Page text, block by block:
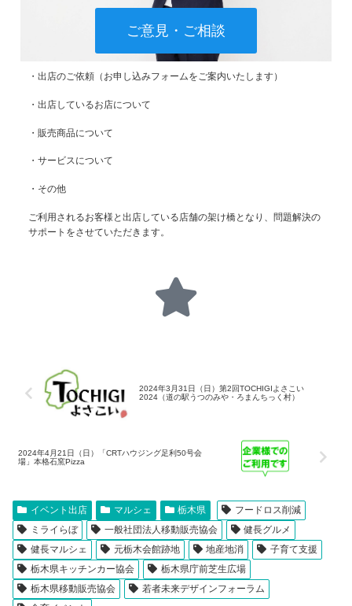
ご意見・ご相談
・出店のご依頼（お申し込みフォームをご案内いたします）
・出店しているお店について
・販売商品について
・サービスについて
・その他
ご利用されるお客様と出店している店舗の架け橋となり、問題解決の
サポートをさせていただきます。
2024年3月31日（日）第2回TOCHIGIよさこい
2024（道の駅うつのみや・ろまんちっく村）
2024年4月21日（日）「CRTハウジング足利50号会
場」本格石窯Pizza
イベント出店 マルシェ 栃木県
フードロス削減
ミライらぼ
一般社団法人移動販売協会
健長グルメ
健長マルシェ
元栃木会館跡地 地産地消
子育て支援
栃木県キッチンカー協会
栃木県庁前芝生広場
栃木県移動販売協会
若者未来デザインフォーラム